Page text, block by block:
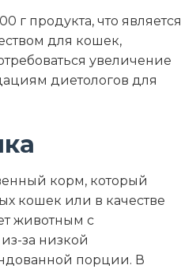
г продукта, что является
для кошек,
увеличение
диетологов для
корм, который
кошек или в качестве
животным с
за низкой
порции. В